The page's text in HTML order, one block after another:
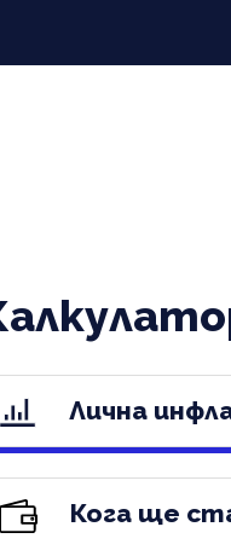
Лична
Кога ще